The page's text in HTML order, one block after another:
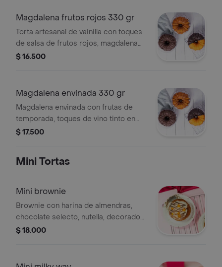
Magdalena frutos rojos 330 gr
Torta artesanal de vainilla con toques
de salsa de frutos rojos, magdalena
en forma de corona, tamaño de 6 a 8
$ 16.500
Magdalena envinada 330 gr
Magdalena envinada con frutas de
temporada, toques de vino tinto en
forma de corona, tamaño de 6 a 8
$ 17.500
Mini Tortas
Mini brownie
Brownie con harina de almendras,
chocolate selecto, nutella, decorado
de ganache de chocolate blanco y
$ 18.000